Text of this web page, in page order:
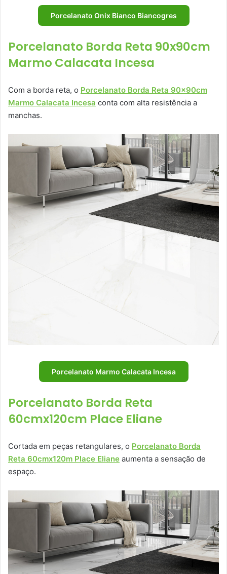
Porcelanato Onix Bianco Biancogres
Porcelanato Borda Reta 90x90cm
Marmo Calacata Incesa
Com a borda reta, o Porcelanato Borda Reta 90x90cm
Marmo Calacata Incesa conta com alta resistência a
manchas.
Porcelanato Marmo Calacata Incesa
Porcelanato Borda Reta
60cmx120cm Place Eliane
Cortada em peças retangulares, o Porcelanato Borda
Reta 60cmx120m Place Eliane aumenta a sensação de
espaço.